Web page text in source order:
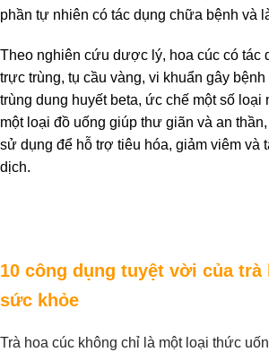
phần tự nhiên có tác dụng chữa bệnh và
Theo nghiên cứu dược lý, hoa cúc có tác
trực trùng, tụ cầu vàng, vi khuẩn gây
trùng dung huyết beta, ức chế một số
một loại đồ uống giúp thư giãn và an
sử dụng để hỗ trợ tiêu hóa, giảm viêm và
dịch.
10 công dụng tuyệt vời của
sức khỏe
Trà hoa cúc không chỉ là một loại thức